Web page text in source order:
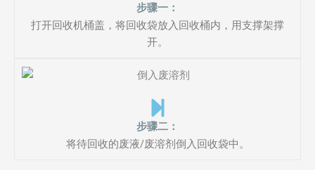
步骤一：
打开回收机桶盖，将回收袋放入回收桶内，用支撑架撑
开。
步骤二：
将待回收的废液/废溶剂倒入回收袋中。